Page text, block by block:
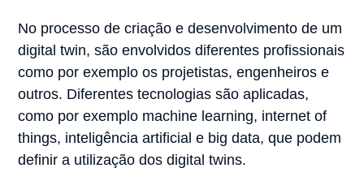
No processo de criação e desenvolvimento de um
digital twin, são envolvidos diferentes profissionais
como por exemplo os projetistas, engenheiros e
outros. Diferentes tecnologias são aplicadas,
como por exemplo machine learning, internet of
things, inteligência artificial e big data, que podem
definir a utilização dos digital twins.